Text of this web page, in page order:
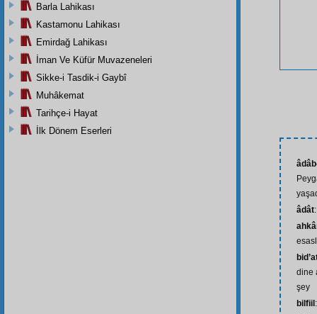
âdât
dine
şey
bilfiil
Barla Lahikası
Kastamonu Lahikası
Emirdağ Lahikası
İman Ve Küfür Muvazeneleri
Sikke-i Tasdik-i Gaybî
Muhâkemat
Tarihçe-i Hayat
İlk Dönem Eserleri